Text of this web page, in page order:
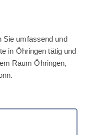
Sie umfassend und
in Öhringen tätig und
Raum Öhringen,